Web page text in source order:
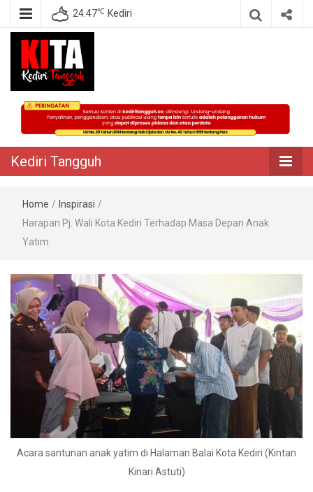
24.47℃ Kediri
Kediri Tangguh
Berita Akurat Terpercaya
Kediri Tangguh
Home / Inspirasi /
Harapan Pj. Wali Kota Kediri Terhadap Masa Depan Anak
Yatim
Acara santunan anak yatim di Halaman Balai Kota Kediri (Kintan
Kinari Astuti)